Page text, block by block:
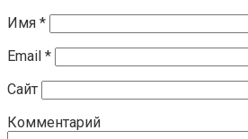
Имя *
Email *
Сайт
Комментарий